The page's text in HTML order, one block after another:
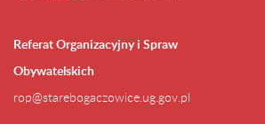
Referat Organizacyjny i Spraw
Obywatelskich
rop@starebogaczowice.ug.gov.pl